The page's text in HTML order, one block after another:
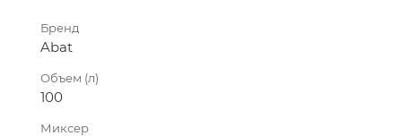
Бренд
Abat
Объем (л)
100
Миксер